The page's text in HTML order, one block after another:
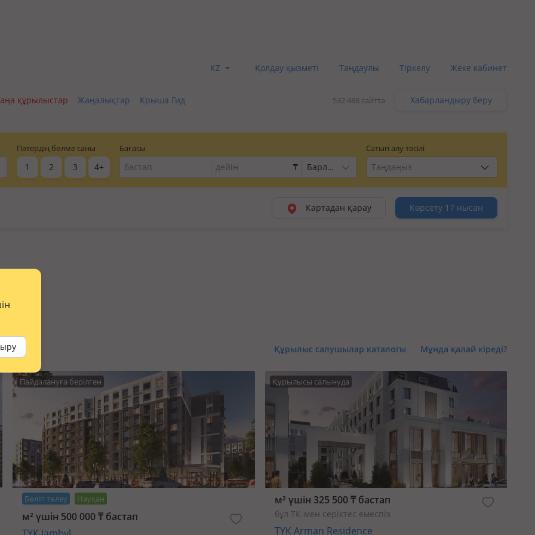
KZ Қолдау қызметі Таңдаулы Тіркелу Жеке кабинет
құрылыстар Жаңалықтар Крыша Гид 532 488 сайтта Хабарландыру беру
Пәтердің бөлме саны
1 2 3 4+
Бағасы
₸
Сатып алу тәсілі
Таңдаңыз
Картадан қарау Көрсету 17 нысан
Құрылыс салушылар каталогы Мұнда қалай кіреді?
Пайдалануға берілген
Бөліп төлеу Науқан
м² үшін 500 000 ₸ бастап
Құрылысы салынуда
м² үшін 325 500 ₸ бастап
бұл ТК-мен серіктес емеспіз
ТҮК Arman Residence